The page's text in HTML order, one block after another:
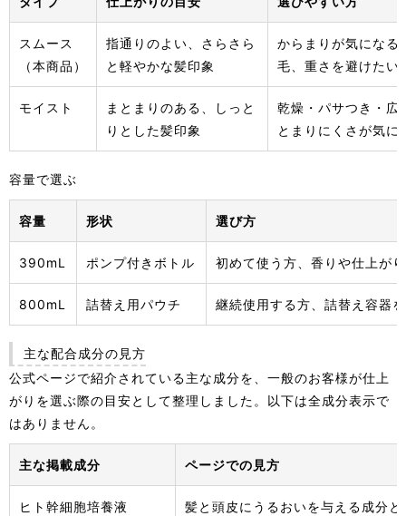
スムース
（本商品）
指通りのよい、さらさら
と軽やかな髪印象
からまりが気になる
毛、重さを避けたい
モイスト
まとまりのある、しっと
りとした髪印象
乾燥・パサつき・広
とまりにくさが気に
容量で選ぶ
容量 形状 選び方
390mL ポンプ付きボトル 初めて使う方、香りや仕上が
800mL 詰替え用パウチ 継続使用する方、詰替え容器
主な配合成分の見方
公式ページで紹介されている主な成分を、一般のお客様が仕上
がりを選ぶ際の目安として整理しました。以下は全成分表示で
はありません。
主な掲載成分 ページでの見方
ヒト幹細胞培養液 髪と頭皮にうるおいを与える成分